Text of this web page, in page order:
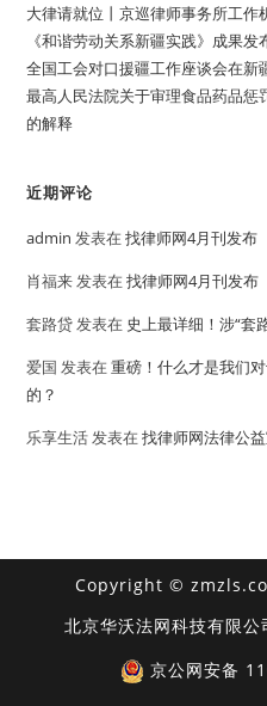
大律请就位丨京巡律师事务所工作
《和谐劳动关系新疆实践》成果发
全国工会对口援疆工作座谈会在新
最高人民法院关于审理食品药品
的解释
近期评论
admin 发表在找律师网4月刊发布
肖福来发表在找律师网4月刊发布
套路贷发表在 史上最详细！涉“套
爱国 发表在重磅！什么才是我们
的？
乐享生活发表在找律师网法律公
Copyright ©
北京华沃法网科技有限公
京公网安备